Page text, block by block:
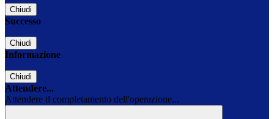
Chiudi
Successo
Chiudi
Informazione
Chiudi
Attendere...
Attendere il completamento dell'operazione...